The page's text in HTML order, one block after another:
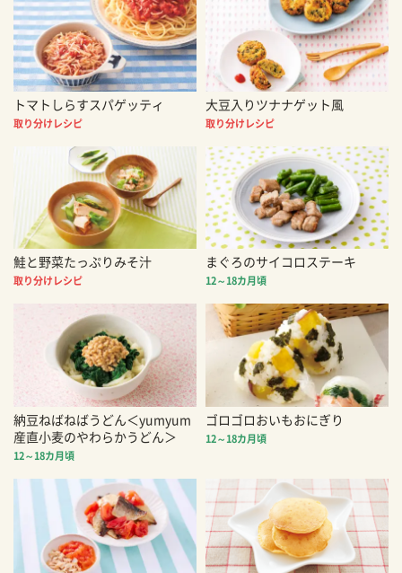
トマトしらすスパゲッティ
取り分けレシピ
大豆入りツナナゲット風
取り分けレシピ
鮭と野菜たっぷりみそ汁
取り分けレシピ
まぐろのサイコロステーキ
12～18カ月頃
納豆ねばねばうどん＜yumyum
産直小麦のやわらかうどん＞
12～18カ月頃
ゴロゴロおいもおにぎり
12～18カ月頃